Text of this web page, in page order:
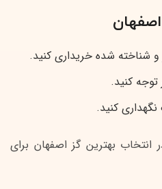
و شناخته شده خریداری کنید.
توجه کنید.
کنید.
انتخاب بهترین گز اصفهان برای